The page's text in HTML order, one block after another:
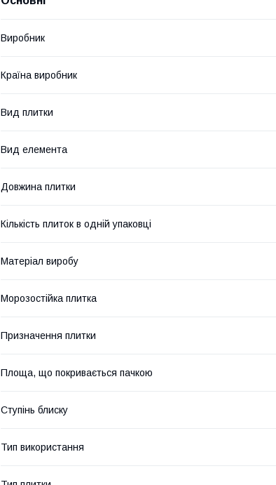
Виробник
Країна виробник
Вид плитки
Вид елемента
Довжина плитки
Кількість плиток в одній упаковці
Матеріал виробу
Морозостійка плитка
Призначення плитки
Площа, що покривається пачкою
Ступінь блиску
Тип використання